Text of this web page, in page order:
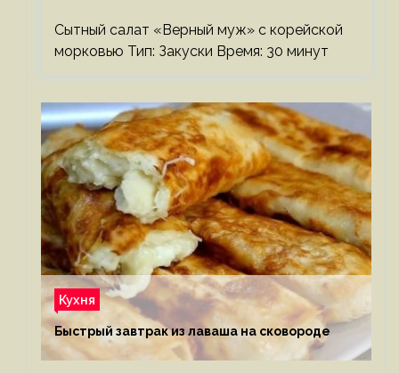
Сытный салат «Верный муж» с корейской
морковью Тип: Закуски Время: 30 минут
Кухня
Быстрый завтрак из лаваша на сковороде